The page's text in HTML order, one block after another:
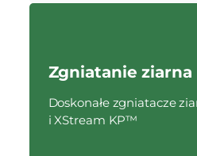
Zgniatanie ziarna
Doskonałe zgniatacze
i XStream KP™